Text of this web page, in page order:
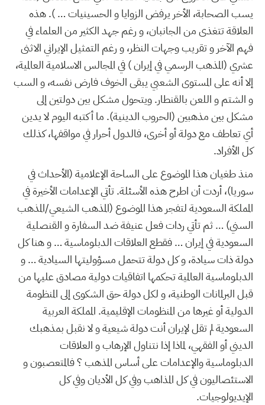
يسب الصحابة، الأخر يرفض الزوايا و الحسينيات … ). هذه
العلاقة تتغذى من الجانبان، و رغم جهد الكثير من العلماء في
فهم الآخر و تقريب وجهات النظر، و رغم التمثيل الإيراني الاثنى
عشري (المذهب الرسمي في إيران ) في المجالس الاسلامية العالمية،
إلا أنه على المستوى الشعبي يبقى الخوف فارض نفسه، و السب
و الشتم و اللعن بالقنطار. ويتحول مشكل بين دولتين إلى
مشكل بين مذهبين (الحروب الدينية). ما أكتبه اليوم لا يدين
أي تعاطف مع دولة أو أخرى، فالدول أحرار في مواقفها، كذلك
كل الأفراد.
منذ طغيان هذا الموضوع على الساحة الإعلامية (الأحداث في
سوريا)، أردت أن اطرح هذه الأسئلة. تأتي الإعدامات الأخيرة في
المملكة السعودية لتفجر هذا الموضوع (المذهب الشيعي/المذهب
السني) … ثم تأتي ردات فعل عنيفة ضد السفارة و القنصلية
السعودية في إيران … فقطع العلاقات الدبلوماسية … و هنا كل
دولة ذات سيادة، و كل دولة تتحمل مسؤوليتها السيادية … و
الدبلوماسية العالمية تحكمها اتفاقيات دولية مصادق عليها من
قبل البرلمانات الوطنية، و لكل دولة حق الشكوى إلى المنظومة
الدولية أو غيرها من المنظومات الإقليمية. المملكة العربية
السعودية لم تقل لإيران أنت دولة شيعية و لا نقبل بمذهبك
الديني أو الفقهي، لماذا إذا نتناول الإرهاب و العلاقات
الدبلوماسية والإعدامات على أساس المذهب ؟ فالمتعصبون و
الاستئصاليون في كل المذاهب وفي كل الأديان وفي كل
الإيديولوجيات.